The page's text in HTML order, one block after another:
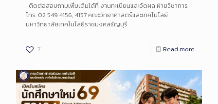
ติดต่อสอบถามเพิ่มเติมได้ที่ งานทะเบียนและวัดผล ฝ่ายวิชาการ
โทร. 02 549 4156, 4157 คณะวิทยาศาสตร์และเทคโนโลยี
มหาวิทยาลัยเทคโนโลยีราชมงคลธัญบุรี
7 Read more